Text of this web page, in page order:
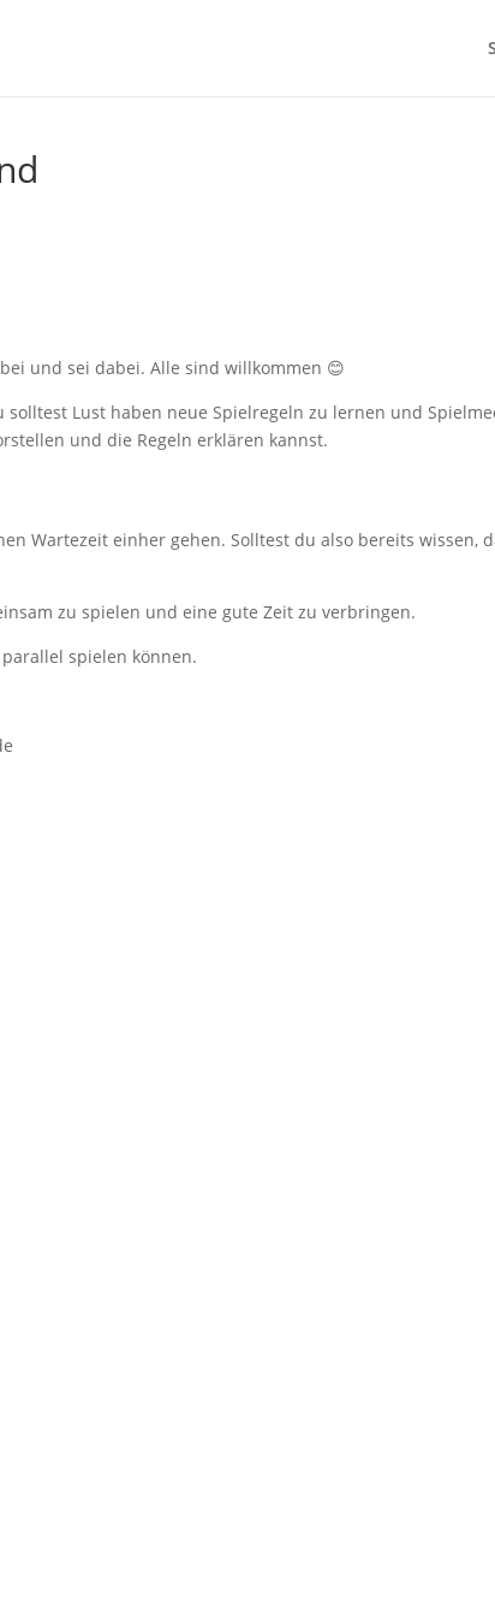
und sei dabei. Alle sind willkommen 😊
Lust haben neue Spielregeln zu lernen und
und die Regeln erklären kannst.
Wartezeit einher gehen. Solltest du also bereits
zu spielen und eine gute Zeit zu verbringen.
spielen können.